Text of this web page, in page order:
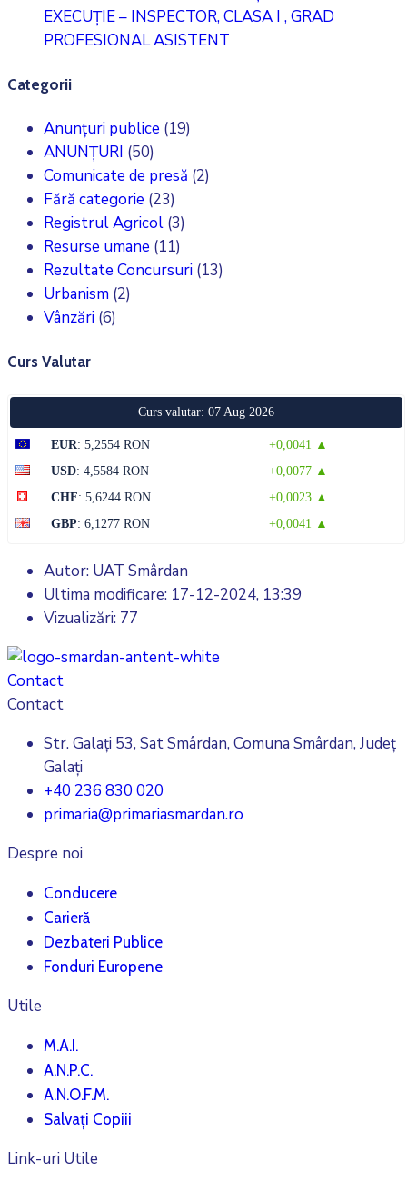
EXECUȚIE – INSPECTOR, CLASA I , GRAD
PROFESIONAL ASISTENT
Categorii
Anunțuri publice (19)
ANUNȚURI (50)
Comunicate de presă (2)
Fără categorie (23)
Registrul Agricol (3)
Resurse umane (11)
Rezultate Concursuri (13)
Urbanism (2)
Vânzări (6)
Curs Valutar
Curs valutar: 07 Aug 2026
EUR: 5,2554 RON
+0,0041 ▲
USD: 4,5584 RON
+0,0077 ▲
CHF: 5,6244 RON
+0,0023 ▲
GBP: 6,1277 RON +0,0041 ▲
Autor: UAT Smârdan
Ultima modificare: 17-12-2024, 13:39
Vizualizări: 77
Contact
Contact
Str. Galați 53, Sat Smârdan, Comuna Smârdan, Județ
Galați
+40 236 830 020
primaria@primariasmardan.ro
Despre noi
Conducere
Carieră
Dezbateri Publice
Fonduri Europene
Utile
M.A.I.
A.N.P.C.
A.N.O.F.M.
Salvați Copiii
Link-uri Utile